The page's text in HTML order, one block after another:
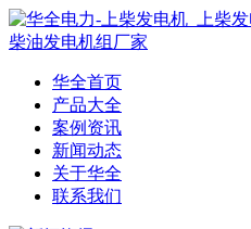
华全首页
产品大全
案例资讯
新闻动态
关于华全
联系我们